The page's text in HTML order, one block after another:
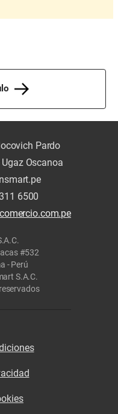
Pardo
Oscanoa
6500
#532
- Perú
S.A.C.